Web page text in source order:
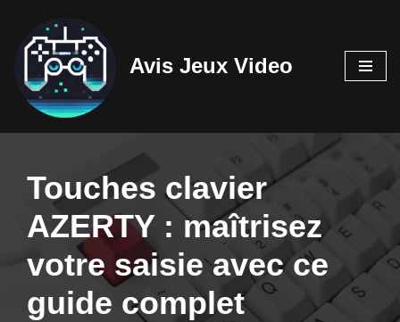
Aller
contenu
Avis Jeux Video
Touches clavier
AZERTY : maîtrisez
votre saisie avec ce
guide complet